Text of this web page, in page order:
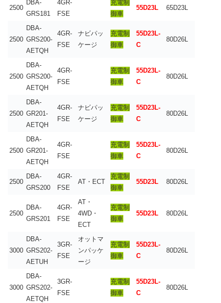
2500
DBA-
GRS181
4GR-
FSE
充電制
御車
55D23L 65D23L
2500
DBA-
GRS200-
AETQH
4GR-
FSE
ナビパッ
ケージ
充電制
御車
55D23L-
C
80D26L
2500
DBA-
GRS200-
AETQH
4GR-
FSE
充電制
御車
55D23L-
C
80D26L
2500
DBA-
GR201-
AETQH
4GR-
FSE
ナビパッ
ケージ
充電制
御車
55D23L-
C
80D26L
2500
DBA-
GR201-
AETQH
4GR-
FSE
充電制
御車
55D23L-
C
80D26L
2500
DBA-
GRS200
4GR-
FSE
AT・ECT
充電制
御車
55D23L 80D26L
2500
DBA-
GRS201
4GR-
FSE
AT・
4WD・
ECT
充電制
御車
55D23L 80D26L
3000
DBA-
GRS202-
AETUH
3GR-
FSE
オットマ
ンパッケ
ージ
充電制
御車
55D23L-
C
80D26L
3000
DBA-
GRS202-
AETQH
3GR-
FSE
充電制
御車
55D23L-
C
80D26L